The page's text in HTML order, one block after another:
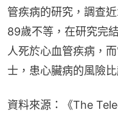
管疾病的研究，調查
89歲不等，在研究完
人死於心血管疾病，
士，患心臟病的風險
資料來源：《The